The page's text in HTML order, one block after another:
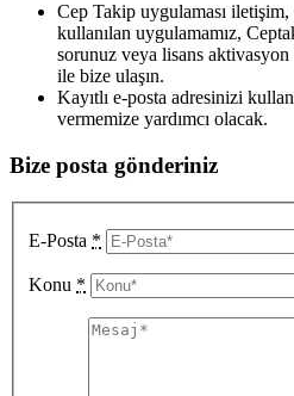
Cep Takip uygulaması
kullanılan uygulamamız,
sorunuz veya lisans
ile bize ulaşın.
Kayıtlı e-posta adresinizi
vermemize yardımcı olacak.
Bize posta gönderiniz
E-Posta *
Konu *